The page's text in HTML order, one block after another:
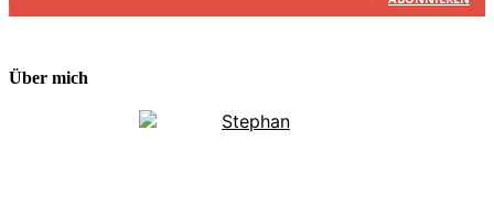
Über mich